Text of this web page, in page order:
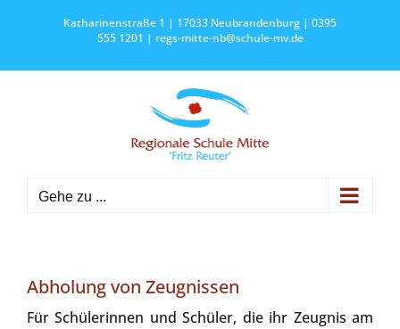
Katharinenstraße 1 | 17033 Neubrandenburg | 0395
555 1201 | regs-mitte-nb@schule-mv.de
Gehe zu ...
Abholung von Zeugnissen
Für Schülerinnen und Schüler, die ihr Zeugnis am